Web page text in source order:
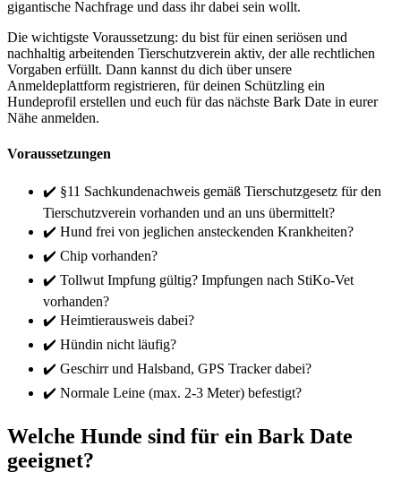
gigantische Nachfrage und dass ihr dabei sein wollt.
Die wichtigste Voraussetzung: du bist für einen seriösen und
nachhaltig arbeitenden Tierschutzverein aktiv, der alle rechtlichen
Vorgaben erfüllt. Dann kannst du dich über unsere
Anmeldeplattform registrieren, für deinen Schützling ein
Hundeprofil erstellen und euch für das nächste Bark Date in eurer
Nähe anmelden.
Voraussetzungen
✔️ §11 Sachkundenachweis gemäß Tierschutzgesetz für den
Tierschutzverein vorhanden und an uns übermittelt?
✔️ Hund frei von jeglichen ansteckenden Krankheiten?
✔️ Chip vorhanden?
✔️ Tollwut Impfung gültig? Impfungen nach StiKo-Vet
vorhanden?
✔️ Heimtierausweis dabei?
✔️ Hündin nicht läufig?
✔️ Geschirr und Halsband, GPS Tracker dabei?
✔️ Normale Leine (max. 2-3 Meter) befestigt?
Welche Hunde sind für ein Bark Date
geeignet?